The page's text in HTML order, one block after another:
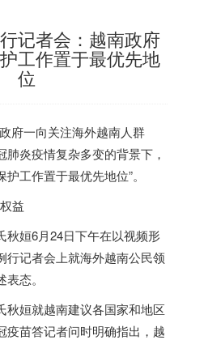
记者会：越南政府
工作置于最优先地
位
府一向关注海外越南人群
炎疫情复杂多变的背景下，
工作置于最优先地位”。
益
秋姮6月24日下午在以视频形
行记者会上就海外越南公民领
态。
秋姮就越南建议各国家和地区
疫苗答记者问时明确指出，越